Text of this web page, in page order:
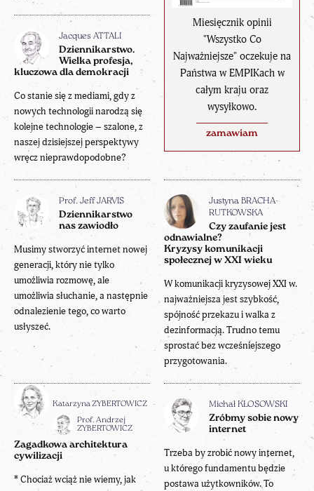
Miesięcznik opinii
"Wszystko Co
Najważniejsze" oczekuje na
Państwa w EMPIKach w
całym kraju oraz
wysyłkowo.
zamawiam
Jacques ATTALI
Dziennikarstwo.
Wielka profesja,
kluczowa dla demokracji
Co stanie się z mediami, gdy z
nowych technologii narodzą się
kolejne technologie – szalone, z
naszej dzisiejszej perspektywy
wręcz nieprawdopodobne?
Prof. Jeff JARVIS
Dziennikarstwo
nas zawiodło
Musimy stworzyć internet nowej
generacji, który nie tylko
umożliwia rozmowę, ale
umożliwia słuchanie, a następnie
odnalezienie tego, co warto
usłyszeć.
Justyna BRACHA-
RUTKOWSKA
Czy zaufanie jest
odnawialne?
Kryzysy komunikacji
społecznej w XXI wieku
W komunikacji kryzysowej XXI w.
najważniejsza jest szybkość,
spójność przekazu i walka z
dezinformacją. Trudno temu
sprostać bez wcześniejszego
przygotowania.
Katarzyna ZYBERTOWICZ
Prof. Andrzej
ZYBERTOWICZ
Zagadkowa architektura
cywilizacji
* Chociaż wciąż nie wiemy, jak
Michał KŁOSOWSKI
Zróbmy sobie nowy
internet
Trzeba by zrobić nowy internet,
u którego fundamentu będzie
postawa użytkowników. To